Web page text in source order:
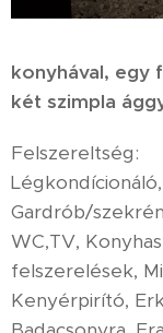
konyhával, egy
két szimpla
Felszereltség:
Gardrób/
WC,TV,
felszerelések,
Kenyérpirító,